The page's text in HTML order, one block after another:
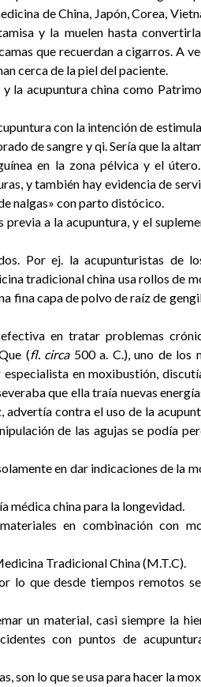
de China, Japón, Corea,
y la muelen hasta
que recuerdan a cigarros. A
cerca de la piel del paciente.
la acupuntura china como
con la intención de
de sangre y qi. Sería que la
en la zona pélvica y el
y también hay evidencia de
nalgas» con parto distócico.
a la acupuntura, y el
Por ej. la acupunturistas de
tradicional china usa rollos de
fina capa de polvo de raíz de
en tratar problemas
(fl. circa500 a. C.), uno de los
en moxibustión,
que ella traía nuevas
contra el uso de la
de las agujas se podía
en dar indicaciones de la
médica china para la longevidad.
en combinación con
Tradicional China (M.T.C).
lo que desde tiempos remotos
un material, casi siempre la
con puntos de
son lo que se usa para hacer la